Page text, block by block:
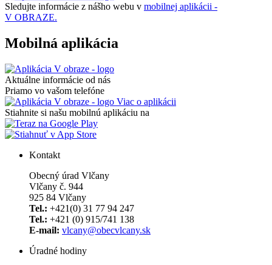
Sledujte informácie z nášho webu v mobilnej aplikácii -
V OBRAZE.
Mobilná aplikácia
Aktuálne informácie od nás
Priamo vo vašom telefóne
Viac o aplikácii
Stiahnite si našu mobilnú aplikáciu na
Kontakt
Obecný úrad Vlčany
Vlčany č. 944
925 84 Vlčany
Tel.: +421(0) 31 77 94 247
Tel.: +421 (0) 915/741 138
E-mail: vlcany@obecvlcany.sk
Úradné hodiny